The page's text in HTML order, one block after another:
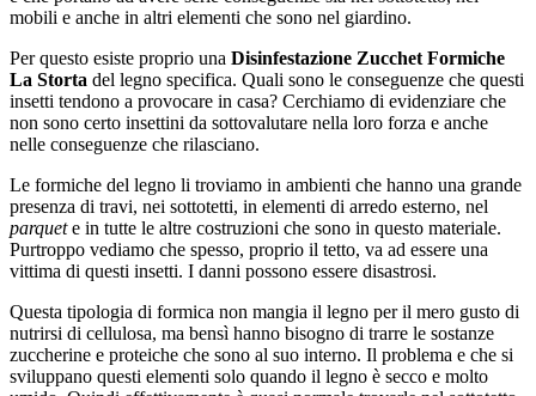
mobili e anche in altri elementi che sono nel giardino.
Per questo esiste proprio una Disinfestazione Zucchet Formiche
La Storta del legno specifica. Quali sono le conseguenze che questi
insetti tendono a provocare in casa? Cerchiamo di evidenziare che
non sono certo insettini da sottovalutare nella loro forza e anche
nelle conseguenze che rilasciano.
Le formiche del legno li troviamo in ambienti che hanno una grande
presenza di travi, nei sottotetti, in elementi di arredo esterno, nel
parquete in tutte le altre costruzioni che sono in questo materiale.
Purtroppo vediamo che spesso, proprio il tetto, va ad essere una
vittima di questi insetti. I danni possono essere disastrosi.
Questa tipologia di formica non mangia il legno per il mero gusto di
nutrirsi di cellulosa, ma bensì hanno bisogno di trarre le sostanze
zuccherine e proteiche che sono al suo interno. Il problema e che si
sviluppano questi elementi solo quando il legno è secco e molto